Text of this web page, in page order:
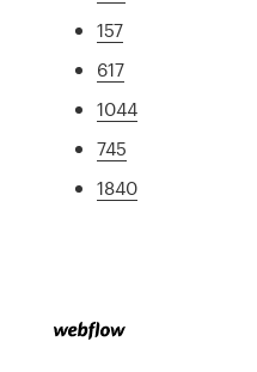
157
617
1044
745
1840